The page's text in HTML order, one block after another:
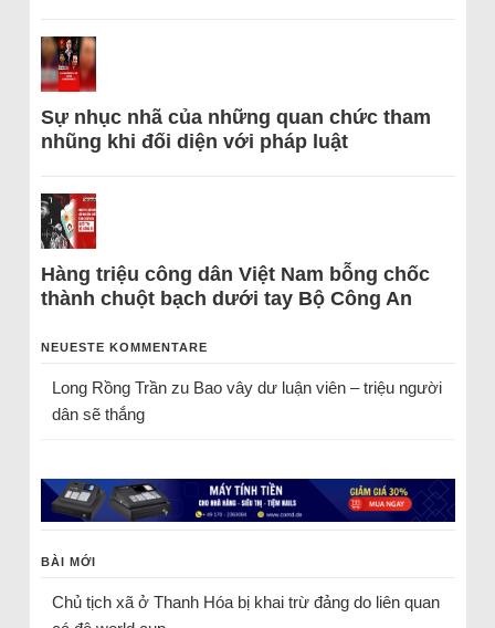
Sự nhục nhã của những quan chức tham
nhũng khi đối diện với pháp luật
Hàng triệu công dân Việt Nam bỗng chốc
thành chuột bạch dưới tay Bộ Công An
NEUESTE KOMMENTARE
Long Rồng Trầnzu Bao vây dư luận viên – triệu người
dân sẽ thắng
BÀI MỚI
Chủ tịch xã ở Thanh Hóa bị khai trừ đảng do liên quan